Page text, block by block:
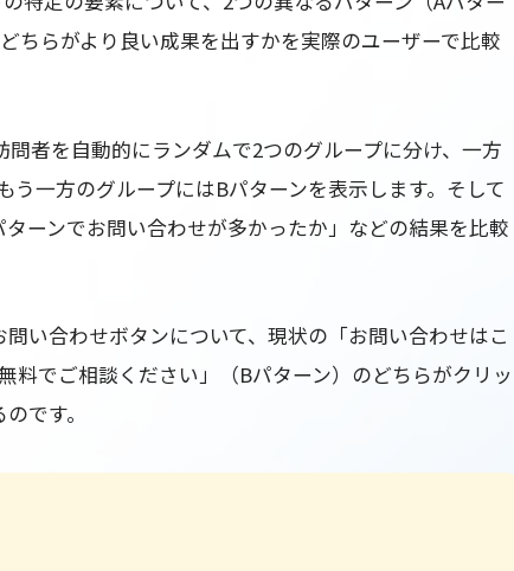
ちらがより良い成果を出すかを実際のユーザーで比較
問者を自動的にランダムで2つのグループに分け、一方
う一方のグループにはBパターンを表示します。そして
ーンでお問い合わせが多かったか」などの結果を比較
い合わせボタンについて、現状の「お問い合わせはこ
料でご相談ください」（Bパターン）のどちらがクリッ
です。